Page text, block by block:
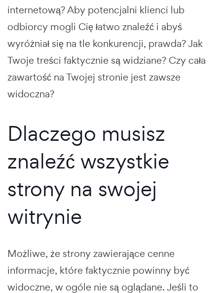
internetową? Aby potencjalni klienci lub
odbiorcy mogli Cię łatwo znaleźć i abyś
wyróżniał się na tle konkurencji, prawda? Jak
Twoje treści faktycznie są widziane? Czy cała
zawartość na Twojej stronie jest zawsze
widoczna?
Dlaczego musisz
znaleźć wszystkie
strony na swojej
witrynie
Możliwe, że strony zawierające cenne
informacje, które faktycznie powinny być
widoczne, w ogóle nie są oglądane. Jeśli to